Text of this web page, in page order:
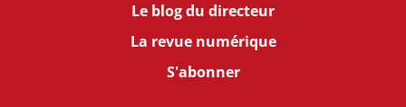
Le blog du directeur
La revue numérique
S'abonner